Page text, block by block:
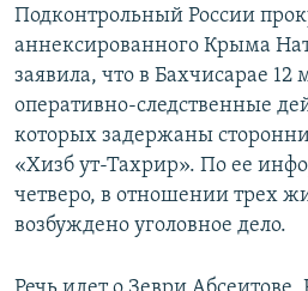
Подконтрольный России
аннексированного Крыма
заявила, что в Бахчисарае 12
оперативно-следственные
которых задержаны
«Хизб ут-Тахрир». По ее
четверо, в отношении трех
возбуждено уголовное дело.